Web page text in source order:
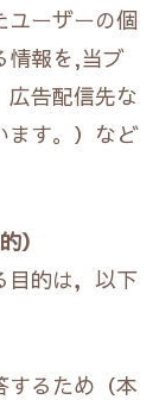
ユーザーの個
情報を,当ブ
広告配信先な
ます。）など
）
目的は，以下
するため（本